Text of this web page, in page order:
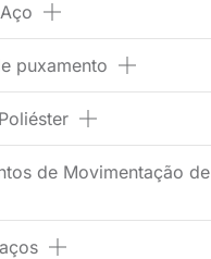
puxamento
de Movimentação de